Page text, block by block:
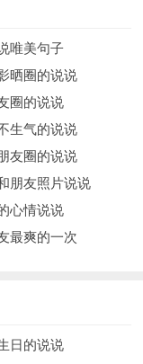
我的自豪，就像歌
。
大树，使祖国更加
颂新生活;我想对你
地用缄默宣誓：中
唯美句子
晒圈的说说
圈的说说
生气的说说
友圈的说说
朋友照片说说
心情说说
最爽的一次
日的说说